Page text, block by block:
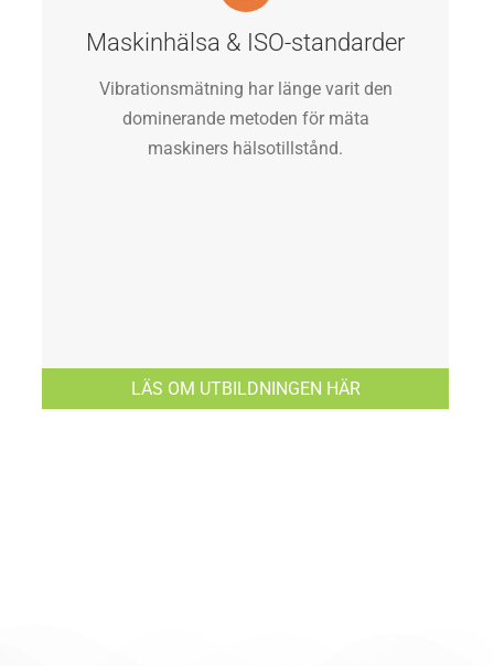
Maskinhälsa & ISO-standarder
Vibrationsmätning har länge varit den
dominerande metoden för mäta
maskiners hälsotillstånd.
LÄS OM UTBILDNINGEN HÄR